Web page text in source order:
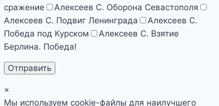
сражение
Алексеев С. Оборона Севастополя
Алексеев С. Подвиг Ленинграда
Алексеев С.
Победа под Курском
Алексеев С. Взятие
Берлина. Победа!
×
Мы используем cookie-файлы для наилучшего